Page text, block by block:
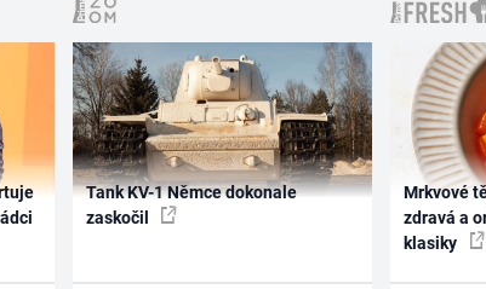
Tank KV-1 Němce dokonale
zaskočil
Mrkvové
zdravá a
klasiky